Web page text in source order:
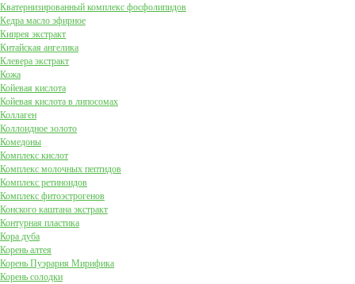
Кватернизированный комплекс фосфолипидов
Кедра масло эфирное
Кипрея экстракт
Китайская ангелика
Клевера экстракт
Кожа
Койевая кислота
Койевая кислота в липосомах
Коллаген
Коллоидное золото
Комедоны
Комплекс кислот
Комплекс молочных пептидов
Комплекс ретиноидов
Комплекс фитоэстрогенов
Конского каштана экстракт
Контурная пластика
Кора дуба
Корень алтея
Корень Пуэрария Мирифика
Корень солодки